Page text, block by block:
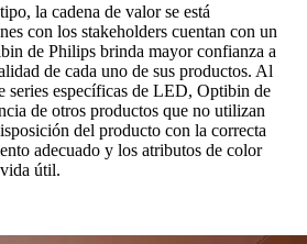
la cadena de valor se está
con los stakeholders cuentan con un
de Philips brinda mayor confianza a
de cada uno de sus productos. Al
series específicas de LED, Optibin de
de otros productos que no utilizan
del producto con la correcta
adecuado y los atributos de color
útil.